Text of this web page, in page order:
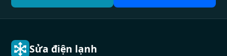
Sửa điện lạnh